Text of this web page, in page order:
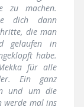
zu machen.
dich dann
die man
gelaufen in
habe.
für alle
Ein ganz
und um die
werde mal ins